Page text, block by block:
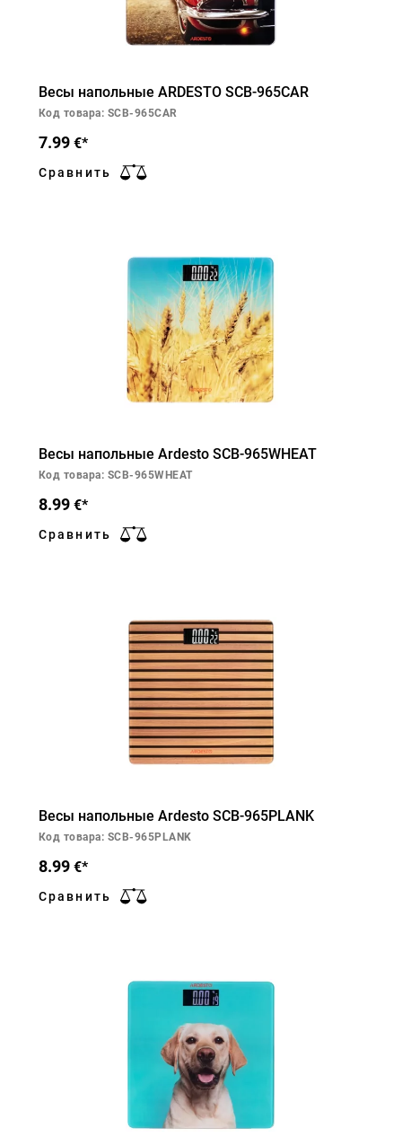
Весы напольные ARDESTO SCB-965CAR
Код товара: SCB-965CAR
7.99 €*
Сравнить
Весы напольные Ardesto SCB-965WHEAT
Код товара: SCB-965WHEAT
8.99 €*
Сравнить
Весы напольные Ardesto SCB-965PLANK
Код товара: SCB-965PLANK
8.99 €*
Сравнить